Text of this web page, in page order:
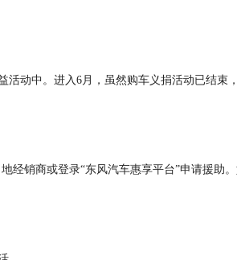
动中。进入6月，虽然购车义捐活动已结束
经销商或登录“东风汽车惠享平台”申请援助